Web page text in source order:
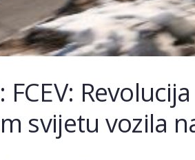
FCEV:
svijetu vozila